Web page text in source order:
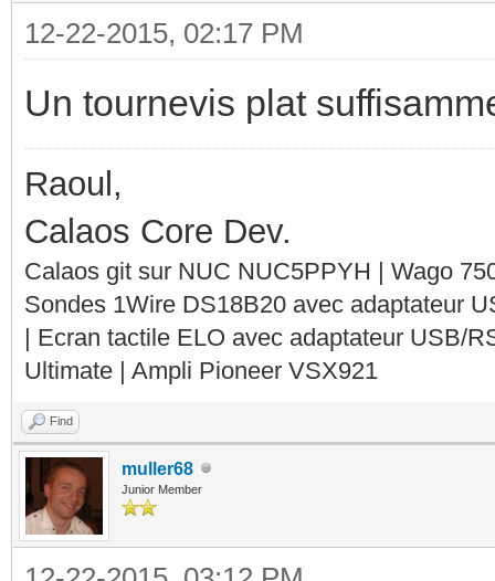
12-22-2015, 02:17 PM
Un tournevis plat
Raoul,
Calaos Core Dev.
Calaos git sur NUC NUC5PPYH | Wago
Sondes 1Wire DS18B20 avec adaptateur
| Ecran tactile ELO avec adaptateur USB/
Ultimate | Ampli Pioneer VSX921
Find
muller68
Junior Member